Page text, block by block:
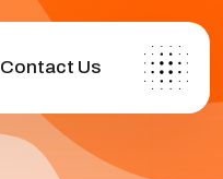
Contact Us